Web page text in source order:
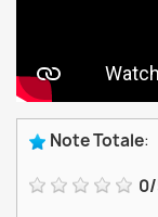
Note Totale:
0/